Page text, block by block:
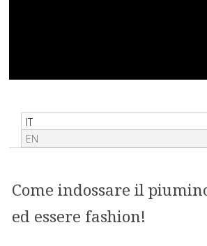
IT
EN
Come indossare il
ed essere fashion!